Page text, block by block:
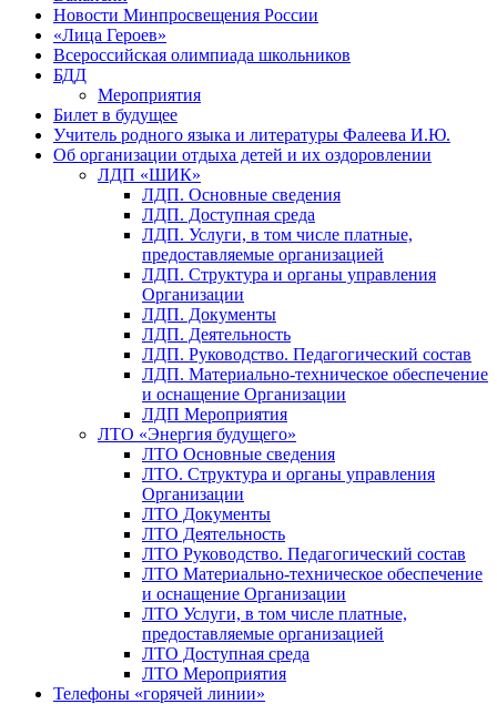
Новости Минпросвещения России
«Лица Героев»
Всероссийская олимпиада школьников
БДД
Мероприятия
Билет в будущее
Учитель родного языка и литературы Фалеева И.Ю.
Об организации отдыха детей и их оздоровлении
ЛДП «ШИК»
ЛДП. Основные сведения
ЛДП. Доступная среда
ЛДП. Услуги, в том числе платные,
предоставляемые организацией
ЛДП. Структура и органы управления
Организации
ЛДП. Документы
ЛДП. Деятельность
ЛДП. Руководство. Педагогический состав
ЛДП. Материально-техническое обеспечение
и оснащение Организации
ЛДП Мероприятия
ЛТО «Энергия будущего»
ЛТО Основные сведения
ЛТО. Структура и органы управления
Организации
ЛТО Документы
ЛТО Деятельность
ЛТО Руководство. Педагогический состав
ЛТО Материально-техническое обеспечение
и оснащение Организации
ЛТО Услуги, в том числе платные,
предоставляемые организацией
ЛТО Доступная среда
ЛТО Мероприятия
Телефоны «горячей линии»